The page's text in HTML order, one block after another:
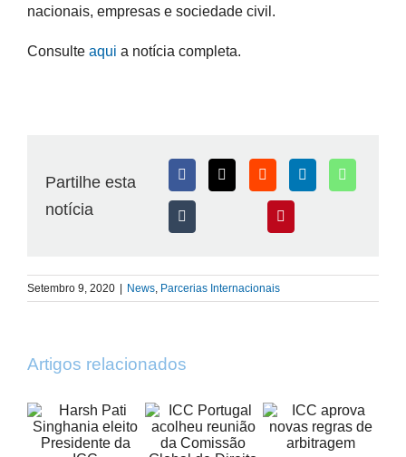
nacionais, empresas e sociedade civil.
Consulteaqui a notícia completa.
Partilhe esta
notícia
Setembro 9, 2020 News, Parcerias Internacionais
Artigos relacionados